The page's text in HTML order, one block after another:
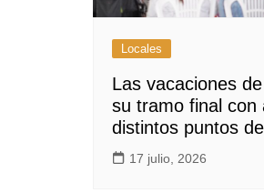
Locales
Las vacaciones
su tramo final con
distintos puntos
17 julio, 2026